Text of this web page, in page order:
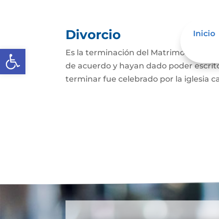
Abrir barra de herramientas
Inicio
Divorcio
Es la terminación del Matrimonio
de acuerdo y hayan dado poder
terminar fue celebrado por la iglesia